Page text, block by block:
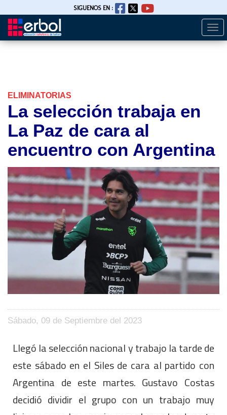
Pasar
SIGUENOS EN :
ELIMINATORIAS
La selección trabaja en
La Paz de cara al
encuentro con Argentina
Sábado, 09 de Septiembre del 2023
Llegó la selección nacional y trabajo la tarde de
este sábado en el Siles de cara al partido con
Argentina de este martes. Gustavo Costas
decidió dividir el grupo con un trabajo muy